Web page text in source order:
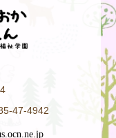
47-4942